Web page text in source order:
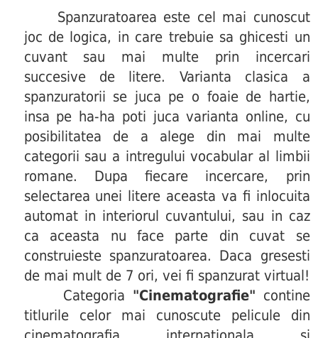
Spanzuratoarea este cel mai cunoscut
joc de logica, in care trebuie sa ghicesti un
cuvant sau mai multe prin incercari
succesive de litere. Varianta clasica a
spanzuratorii se juca pe o foaie de hartie,
insa pe ha-ha poti juca varianta online, cu
posibilitatea de a alege din mai multe
categorii sau a intregului vocabular al limbii
romane. Dupa fiecare incercare, prin
selectarea unei litere aceasta va fi inlocuita
automat in interiorul cuvantului, sau in caz
ca aceasta nu face parte din cuvat se
construieste spanzuratoarea. Daca gresesti
de mai mult de 7 ori, vei fi spanzurat virtual!
Categoria "Cinematografie" contine
titlurile celor mai cunoscute pelicule din